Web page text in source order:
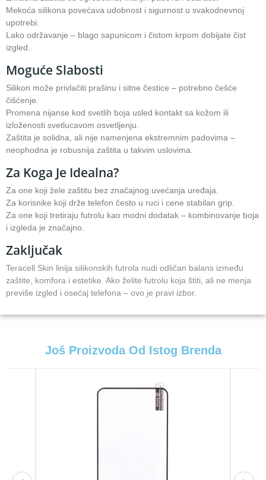
Mekoća silikona povećava udobnost i sigurnost u svakodnevnoj
upotrebi.
Lako održavanje – blago sapunicom i čistom krpom dobijate čist
izgled.
Moguće Slabosti
Silikon može privlačiti prašinu i sitne čestice – potrebno češće
čišćenje.
Promena nijanse kod svetlih boja usled kontakt sa kožom ili
izloženosti svetlucavom osvetljenju.
Zaštita je solidna, ali nije namenjena ekstremnim padovima –
neophodna je robusnija zaštita u takvim uslovima.
Za Koga Je Idealna?
Za one koji žele zaštitu bez značajnog uvećanja uređaja.
Za korisnike koji drže telefon često u ruci i cene stabilan grip.
Za one koji tretiraju futrolu kao modni dodatak – kombinovanje boja
i izgleda je značajno.
Zaključak
Teracell Skin linija silikonskih futrola nudi odličan balans između
zaštite, komfora i estetike. Ako želite futrolu koja štiti, ali ne menja
previše izgled i osećaj telefona – ovo je pravi izbor.
Još Proizvoda Od Istog Brenda